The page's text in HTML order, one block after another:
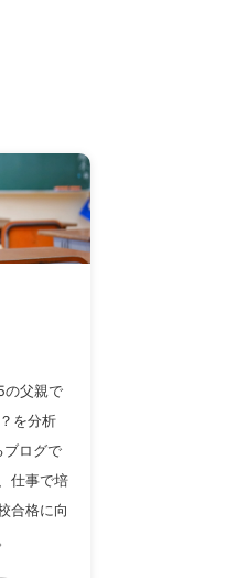
の父親で
を分析
ブログで
仕事で培
合格に向